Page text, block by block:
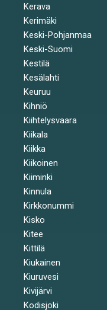
Kerava
Kerimäki
Keski-Pohjanmaa
Keski-Suomi
Kestilä
Kesälahti
Keuruu
Kihniö
Kiihtelysvaara
Kiikala
Kiikka
Kiikoinen
Kiiminki
Kinnula
Kirkkonummi
Kisko
Kitee
Kittilä
Kiukainen
Kiuruvesi
Kivijärvi
Kodisjoki